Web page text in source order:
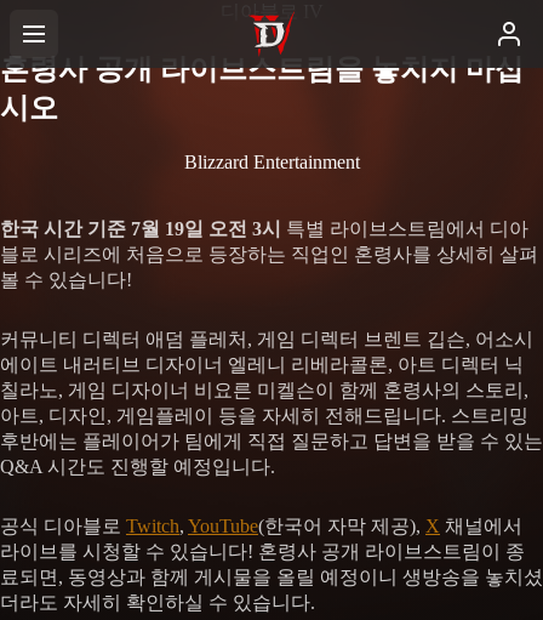
디아블로 IV
혼령사 공개 라이브스트림을 놓치지 마십
시오
Blizzard Entertainment
한국 시간 기준 7월 19일 오전 3시
특별 라이브스트림에서 디아
블로 시리즈에 처음으로 등장하는 직업인 혼령사를 상세히 살펴
볼 수 있습니다!
커뮤니티 디렉터 애덤 플레처, 게임 디렉터 브렌트 깁슨, 어소시
에이트 내러티브 디자이너 엘레니 리베라콜론, 아트 디렉터 닉
칠라노, 게임 디자이너 비요른 미켈슨이 함께 혼령사의 스토리,
아트, 디자인, 게임플레이 등을 자세히 전해드립니다. 스트리밍
후반에는 플레이어가 팀에게 직접 질문하고 답변을 받을 수 있는
Q&A 시간도 진행할 예정입니다.
공식 디아블로 Twitch, YouTube(한국어 자막 제공), X 채널에서
라이브를 시청할 수 있습니다! 혼령사 공개 라이브스트림이 종
료되면, 동영상과 함께 게시물을 올릴 예정이니 생방송을 놓치셨
더라도 자세히 확인하실 수 있습니다.